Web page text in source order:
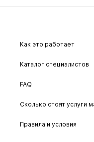
Как это работает
Каталог специалистов
FAQ
Сколько стоят услуги
Правила и условия